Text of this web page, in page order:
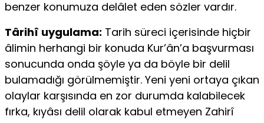
benzer konumuza delâlet eden sözler vardır.
Târihî uygulama: Tarih süreci içerisinde hiçbir
âlimin herhan­gi bir konuda Kur’ân’a başvurması
sonucunda onda şöyle ya da böy­le bir delil
bulamadığı görülmemiştir. Yeni yeni ortaya çıkan
olay­lar karşısında en zor durumda kalabilecek
fırka, kıyâsı delil olarak kabul etmeyen Zahirî